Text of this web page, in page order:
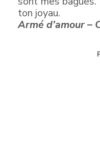
ton joyau.
Armé d’amour –